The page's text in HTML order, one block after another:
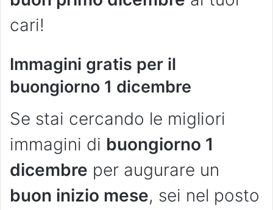
cari!
Immagini gratis per il
buongiorno 1 dicembre
Se stai cercando le migliori
immagini di buongiorno 1
dicembre per augurare un
buon inizio mese, sei nel posto